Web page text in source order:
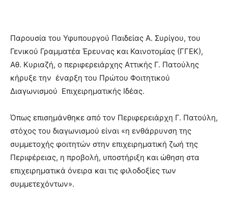
Παρουσία του Υφυπουργού Παιδείας Α. Συρίγου, του
Γενικού Γραμματέα Έρευνας και Καινοτομίας (ΓΓΕΚ),
Αθ. Κυριαζή, ο περιφερειάρχης Αττικής Γ. Πατούλης
κήρυξε την έναρξη του Πρώτου Φοιτητικού
Διαγωνισμού Επιχειρηματικής Ιδέας.
Όπως επισημάνθηκε από τον Περιφερειάρχη Γ. Πατούλη,
στόχος του διαγωνισμού είναι «η ενθάρρυνση της
συμμετοχής φοιτητών στην επιχειρηματική ζωή της
Περιφέρειας, η προβολή, υποστήριξη και ώθηση στα
επιχειρηματικά όνειρα και τις φιλοδοξίες των
συμμετεχόντων».